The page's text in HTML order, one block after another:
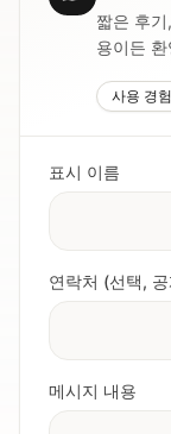
짧은 후
용이든
사용 경험
표시 이름
연락처 (선택,
메시지 내용